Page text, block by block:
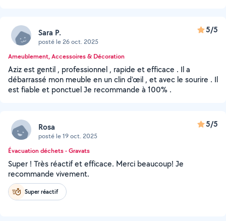
Sara P.
posté le 26 oct. 2025
5/5
Ameublement, Accessoires & Décoration
Aziz est gentil , professionnel , rapide et efficace . Il a
débarrassé mon meuble en un clin d’œil , et avec le sourire . Il
est fiable et ponctuel Je recommande à 100% .
Rosa
posté le 19 oct. 2025
5/5
Évacuation déchets - Gravats
Super ! Très réactif et efficace. Merci beaucoup! Je
recommande vivement.
Super réactif